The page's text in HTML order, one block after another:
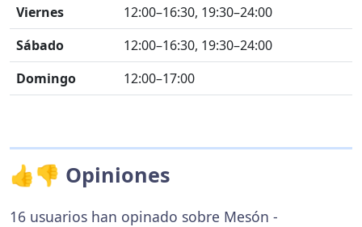
Viernes
12:00–16:30, 19:30–24:00
Sábado
12:00–16:30, 19:30–24:00
Domingo
12:00–17:00
👍👎 Opiniones
16 usuarios han opinado sobre Mesón -